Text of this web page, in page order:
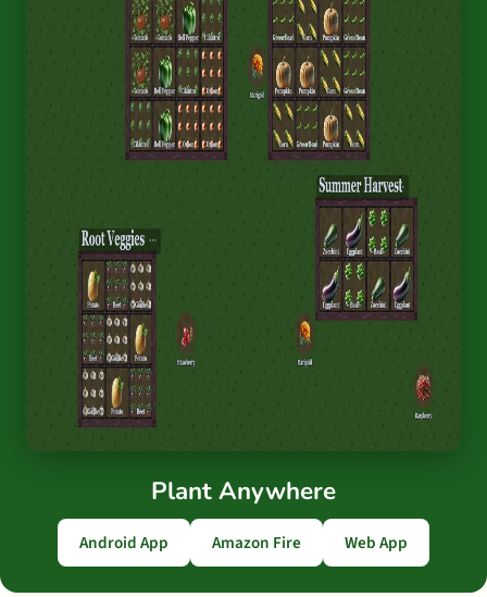
Plant Anywhere
Android App Amazon Fire Web App